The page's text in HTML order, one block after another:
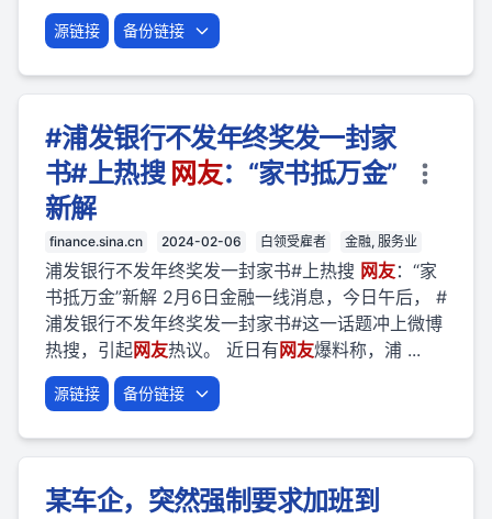
源链接 备份链接
#浦发银行不发年终奖发一封家
书#上热搜 网友：“家书抵万金”
新解
finance.sina.cn 2024-02-06 白领受雇者 金融, 服务业
浦发银行不发年终奖发一封家书#上热搜 网友：“家
书抵万金”新解 2月6日金融一线消息，今日午后， #
浦发银行不发年终奖发一封家书#这一话题冲上微博
热搜，引起网友热议。 近日有 网友爆料称，浦 ...
源链接 备份链接
某车企，突然强制要求加班到